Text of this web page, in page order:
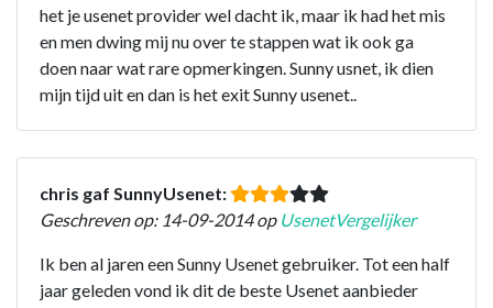
het je usenet provider wel dacht ik, maar ik had het mis
en men dwing mij nu over te stappen wat ik ook ga
doen naar wat rare opmerkingen. Sunny usnet, ik dien
mijn tijd uit en dan is het exit Sunny usenet..
chris gaf SunnyUsenet:
Geschreven op: 14-09-2014 op UsenetVergelijker
Ik ben al jaren een Sunny Usenet gebruiker. Tot een half
jaar geleden vond ik dit de beste Usenet aanbieder